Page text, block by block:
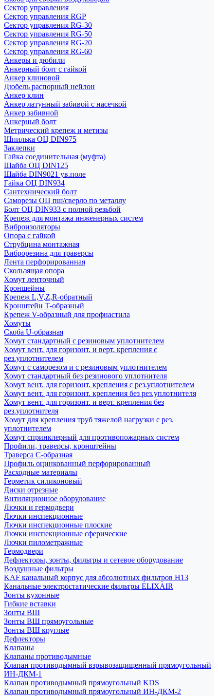
Сектор управления
Сектор управления RGP
Сектор управления RG-30
Сектор управления RG-50
Сектор управления RG-20
Сектор управления RG-60
Анкеры и дюбили
Анкерный болт с гайкой
Анкер клиновой
Дюбель распорный нейлон
Анкер клин
Анкер латунный забивой с насечкой
Анкер забивной
Анкерный болт
Метрический крепеж и метизы
Шпилька ОЦ DIN975
Заклепки
Гайка соединительная (муфта)
Шайба ОЦ DIN125
Шайба DIN9021 ув.поле
Гайка ОЦ DIN934
Сантехнический болт
Саморезы ОЦ пш/сверло по металлу
Болт ОЦ DIN933 с полной резьбой
Крепеж для монтажа инженерных систем
Виброизоляторы
Опора с гайкой
Струбцина монтажная
Виброрезина для траверсы
Лента перфорированная
Скользящая опора
Хомут ленточный
Кроншейны
Крепеж L,V,Z,R-обратный
Кронштейн Т-образный
Крепеж V-образный для профнастила
Хомуты
Скоба U-образная
Хомут стандартный с резиновым уплотнителем
Хомут вент. для горизонт. и верт. крепления с
рез.уплотнителем
Хомут с саморезом и с резиновым уплотнителем
Хомут стандартный без резинового уплотнителя
Хомут вент. для горизонт. крепления с рез.уплотнителем
Хомут вент. для горизонт. крепления без рез.уплотнителя
Хомут вент. для горизонт. и верт. крепления без
рез.уплотнителя
Хомут для крепления труб тяжелой нагрузки с рез.
уплотнителем
Хомут спринклерный для противопожарных систем
Профили, траверсы, кронштейны
Траверса С-образная
Профиль оцинкованный перфорированный
Расходные материалы
Герметик силиконовый
Диски отрезные
Внтиляционное оборудование
Лючки и гермодвери
Лючки инспекционные
Лючки инспекционные плоские
Лючки инспекционные сферические
Лючки пилометражные
Гермодвери
Дефлекторы, зонты, фильтры и сетевое оборудование
Воздушные фильтры
KAF канальный корпус для абсолютных фильтров H13
Канальные электростатические фильтры ELIXAIR
Зонты кухонные
Гибкие вставки
Зонты ВШ
Зонты ВШ прямоугольные
Зонты ВШ круглые
Дефлекторы
Клапаны
Клапаны противодымные
Клапан противодымный взрывозащищенный прямоугольный
ИН-ДКМ-1
Клапан противодымный прямоугольный KDS
Клапан противодымный прямоугольный ИН-ДКМ-2